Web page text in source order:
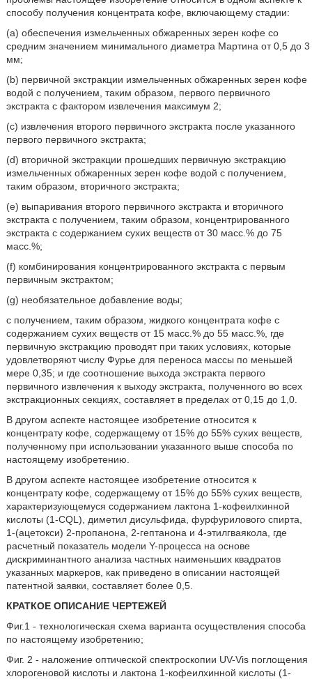
способу получения концентрата кофе, включающему стадии:
(a) обеспечения измельченных обжаренных зерен кофе со
средним значением минимального диаметра Мартина от 0,5 до 3
мм;
(b) первичной экстракции измельченных обжаренных зерен кофе
водой с получением, таким образом, первого первичного
экстракта с фактором извлечения максимум 2;
(c) извлечения второго первичного экстракта после указанного
первого первичного экстракта;
(d) вторичной экстракции прошедших первичную экстракцию
измельченных обжаренных зерен кофе водой с получением,
таким образом, вторичного экстракта;
(e) выпаривания второго первичного экстракта и вторичного
экстракта с получением, таким образом, концентрированного
экстракта с содержанием сухих веществ от 30 масс.% до 75
масс.%;
(f) комбинирования концентрированного экстракта с первым
первичным экстрактом;
(g) необязательное добавление воды;
с получением, таким образом, жидкого концентрата кофе с
содержанием сухих веществ от 15 масс.% до 55 масс.%, где
первичную экстракцию проводят при таких условиях, которые
удовлетворяют числу Фурье для переноса массы по меньшей
мере 0,35; и где соотношение выхода экстракта первого
первичного извлечения к выходу экстракта, полученного во всех
экстракционных секциях, составляет в пределах от 0,15 до 1,0.
В другом аспекте настоящее изобретение относится к
концентрату кофе, содержащему от 15% до 55% сухих веществ,
полученному при использовании указанного выше способа по
настоящему изобретению.
В другом аспекте настоящее изобретение относится к
концентрату кофе, содержащему от 15% до 55% сухих веществ,
характеризующемуся содержанием лактона 1-кофеилхинной
кислоты (1-CQL), диметил дисульфида, фурфурилового спирта,
1-(ацетокси) 2-пропанона, 2-гептанона и 4-этилгваякола, где
расчетный показатель модели Y-процесса на основе
дискриминантного анализа частных наименьших квадратов
указанных маркеров, как приведено в описании настоящей
патентной заявки, составляет более 0,5.
КРАТКОЕ ОПИСАНИЕ ЧЕРТЕЖЕЙ
Фиг.1 - технологическая схема варианта осуществления способа
по настоящему изобретению;
Фиг. 2 - наложение оптической спектроскопии UV-Vis поглощения
хлорогеновой кислоты и лактона 1-кофеилхинной кислоты (1-